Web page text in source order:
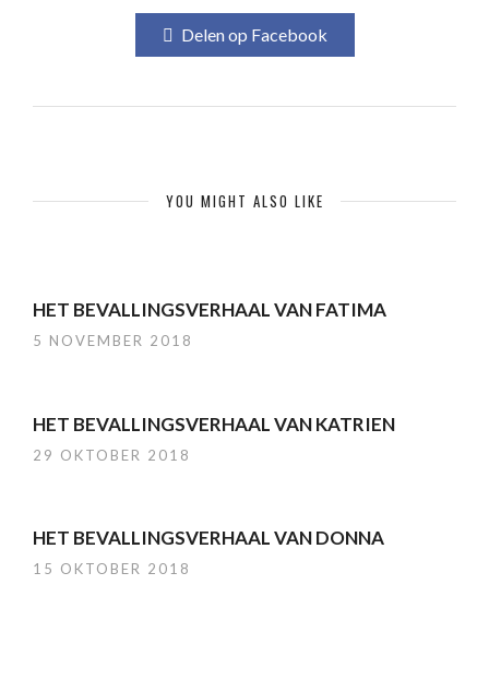
Delen op Facebook
YOU MIGHT ALSO LIKE
HET BEVALLINGSVERHAAL VAN FATIMA
5 NOVEMBER 2018
HET BEVALLINGSVERHAAL VAN KATRIEN
29 OKTOBER 2018
HET BEVALLINGSVERHAAL VAN DONNA
15 OKTOBER 2018